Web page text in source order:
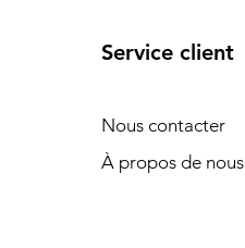
Service client
Nous contacter
À propos de nous